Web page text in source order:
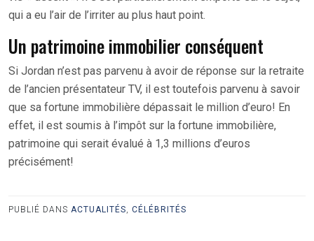
qui a eu l’air de l’irriter au plus haut point.
Un patrimoine immobilier conséquent
Si Jordan n’est pas parvenu à avoir de réponse sur la retraite
de l’ancien présentateur TV, il est toutefois parvenu à savoir
que sa fortune immobilière dépassait le million d’euro! En
effet, il est soumis à l’impôt sur la fortune immobilière,
patrimoine qui serait évalué à 1,3 millions d’euros
précisément!
PUBLIÉ DANS ACTUALITÉS CÉLÉBRITÉS